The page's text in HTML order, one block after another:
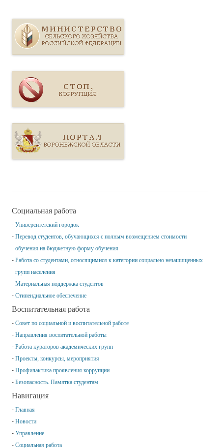
Социальная работа
Университетский городок
Перевод студентов, обучающихся с полным возмещением стоимости
обучения на бюджетную форму обучения
Работа со студентами, относящимися к категории социально незащищенных
групп населения
Материальная поддержка студентов
Стипендиальное обеспечение
Воспитательная работа
Совет по социальной и воспитательной работе
Направления воспитательной работы
Работа кураторов академических групп
Проекты, конкурсы, мероприятия
Профилактика проявления коррупции
Безопасность. Памятка студентам
Навигация
Главная
Новости
Управление
Социальная работа